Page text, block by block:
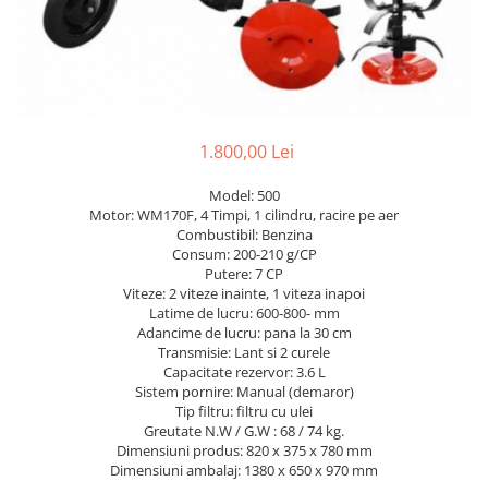
Fose Septice
Utilaje agricole
Chiuvete Baie si Bucatarie1.800,00 Lei
Model: 500
Motor: WM170F, 4 Timpi, 1 cilindru, racire pe aer
Combustibil: Benzina
Consum: 200-210 g/CP
Putere: 7 CP
Viteze: 2 viteze inainte, 1 viteza inapoi
Latime de lucru: 600-800- mm
Adancime de lucru: pana la 30 cm
Transmisie: Lant si 2 curele
Capacitate rezervor: 3.6 L
Sistem pornire: Manual (demaror)
Tip filtru: filtru cu ulei
Greutate N.W / G.W : 68 / 74 kg.
Dimensiuni produs: 820 x 375 x 780 mm
Dimensiuni ambalaj: 1380 x 650 x 970 mm